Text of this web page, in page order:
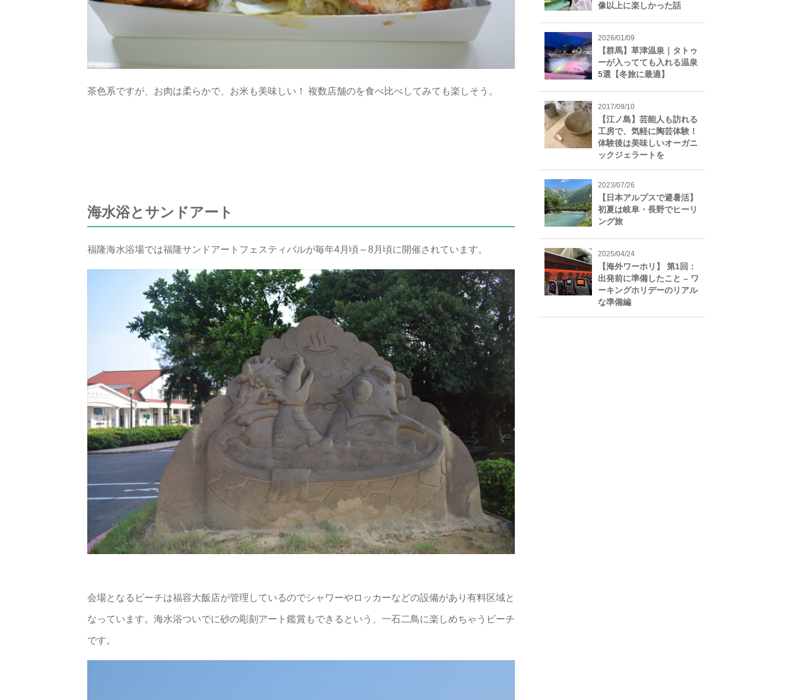
茶色系ですが、お肉は柔らかで、お米も美味しい！ 複数店舗のを食べ比べしてみても楽しそう。
海水浴とサンドアート
福隆海水浴場では福隆サンドアートフェスティバルが毎年4月頃～8月頃に開催されています。
会場となるビーチは福容大飯店が管理しているのでシャワーやロッカーなどの設備があり有料区域と
なっています。海水浴ついでに砂の彫刻アート鑑賞もできるという、一石二鳥に楽しめちゃうビーチ
です。
像以上に楽しかった話
2026/01/09
【群馬】草津温泉｜タトゥ
ーが入ってても入れる温泉
5選【冬旅に最適】
2017/09/10
【江ノ島】芸能人も訪れる
工房で、気軽に陶芸体験！
体験後は美味しいオーガニ
ックジェラートを
2023/07/26
【日本アルプスで避暑活】
初夏は岐阜・長野でヒーリ
ング旅
2025/04/24
【海外ワーホリ】 第1回：
出発前に準備したこと – ワ
ーキングホリデーのリアル
な準備編